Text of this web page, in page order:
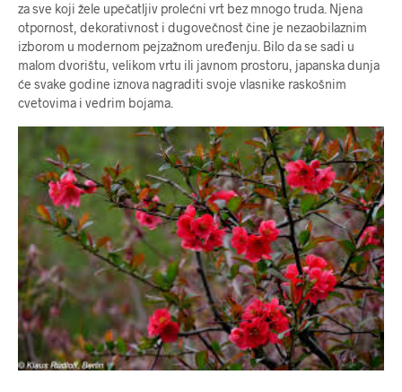
za sve koji žele upečatljiv prolećni vrt bez mnogo truda. Njena
otpornost, dekorativnost i dugovečnost čine je nezaobilaznim
izborom u modernom pejzažnom uređenju. Bilo da se sadi u
malom dvorištu, velikom vrtu ili javnom prostoru, japanska dunja
će svake godine iznova nagraditi svoje vlasnike raskošnim
cvetovima i vedrim bojama.